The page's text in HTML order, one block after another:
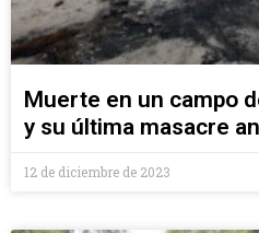
Muerte en un campo
y su última masacre
12 de diciembre de 2023